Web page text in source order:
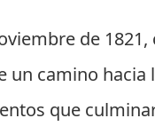
de
camino hacia
que